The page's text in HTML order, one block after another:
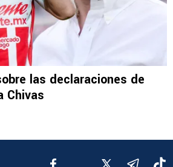
las declaraciones de
Chivas